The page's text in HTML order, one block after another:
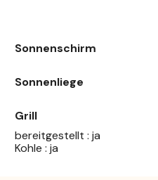
Sonnenschirm
Sonnenliege
Grill
bereitgestellt : ja
Kohle : ja